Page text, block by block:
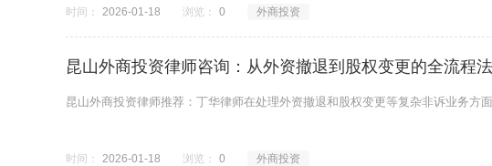
时间： 2026-01-18 浏览： 0 外商投资
昆山外商投资律师咨询：从外资撤退到股权变更的全流程
昆山外商投资律师推荐：丁华律师在处理外资撤退和股权变更等复杂非诉业务方
时间： 2026-01-18 浏览： 0 外商投资